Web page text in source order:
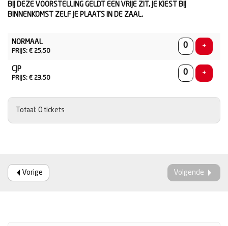
BIJ DEZE VOORSTELLING GELDT EEN VRIJE ZIT, JE KIEST BIJ
BINNENKOMST ZELF JE PLAATS IN DE ZAAL.
NORMAAL
PRIJS: € 25,50
+
CJP
PRIJS: € 23,50
+
Totaal: 0 tickets
Vorige Volgende